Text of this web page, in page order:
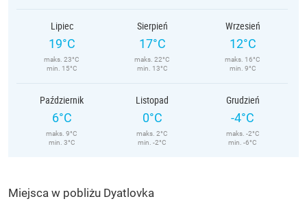
Lipiec
19°C
maks. 23°C
min. 15°C
Sierpień
17°C
maks. 22°C
min. 13°C
Wrzesień
12°C
maks. 16°C
min. 9°C
Październik
6°C
maks. 9°C
min. 3°C
Listopad
0°C
maks. 2°C
min. -2°C
Grudzień
-4°C
maks. -2°C
min. -6°C
Miejsca w pobliżu Dyatlovka